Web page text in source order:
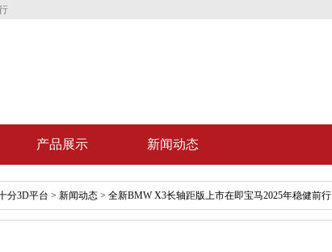
产品展示 新闻动态
分3D平台 > 新闻动态 > 全新BMW X3长轴距版上市在即宝马2025年稳健前行